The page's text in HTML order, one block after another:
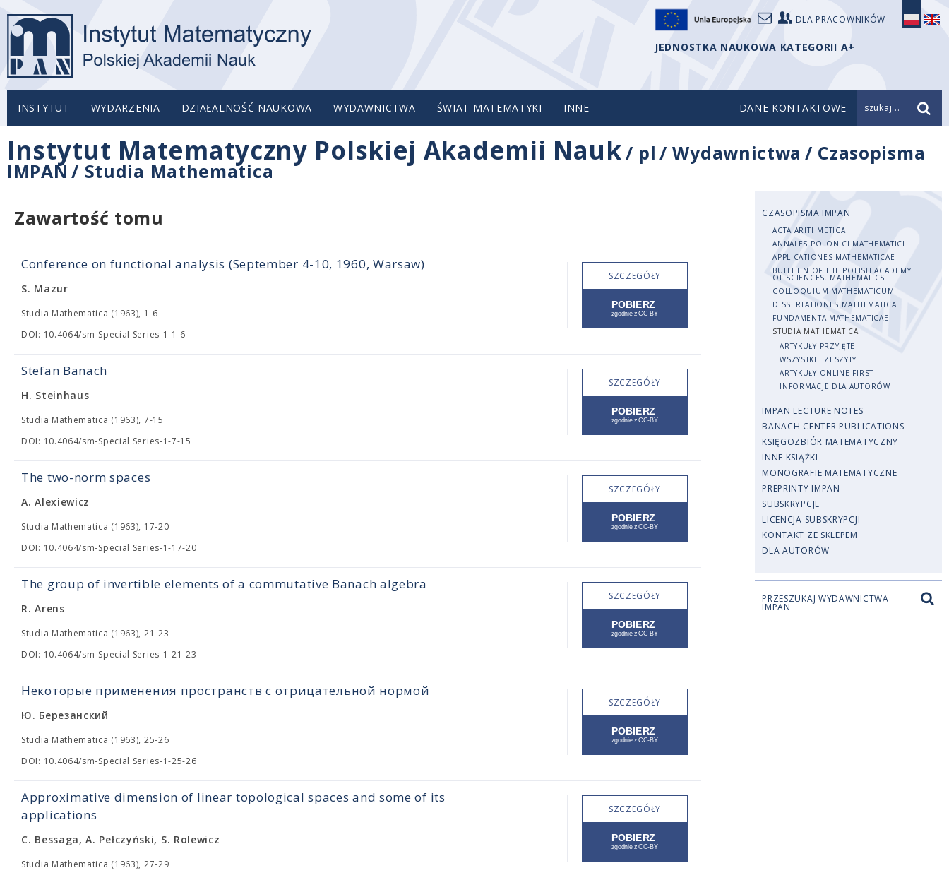
DLA PRACOWNIKÓW
JEDNOSTKA NAUKOWA KATEGORII A+
INSTYTUT WYDARZENIA DZIAŁALNOŚĆ NAUKOWA WYDAWNICTWA ŚWIAT MATEMATYKI INNE DANE KONTAKTOWE szukaj...
Instytut Matematyczny Polskiej Akademii Nauk/ pl /Wydawnictwa / Czasopisma
IMPAN / Studia Mathematica
Zawartość tomu
Conference on functional analysis (September 4-10, 1960, Warsaw)
S. Mazur
Studia Mathematica (1963), 1-6
DOI: 10.4064/sm-Special Series-1-1-6
SZCZEGÓŁY
Stefan Banach
H. Steinhaus
Studia Mathematica (1963), 7-15
DOI: 10.4064/sm-Special Series-1-7-15
SZCZEGÓŁY
The two-norm spaces
A. Alexiewicz
Studia Mathematica (1963), 17-20
DOI: 10.4064/sm-Special Series-1-17-20
SZCZEGÓŁY
The group of invertible elements of a commutative Banach algebra
R. Arens
Studia Mathematica (1963), 21-23
DOI: 10.4064/sm-Special Series-1-21-23
SZCZEGÓŁY
Некоторые применения пространств с отрицательной нормой
Ю. Березанский
Studia Mathematica (1963), 25-26
DOI: 10.4064/sm-Special Series-1-25-26
SZCZEGÓŁY
Approximative dimension of linear topological spaces and some of its
applications
C. Bessaga, A. Pełczyński, S. Rolewicz
Studia Mathematica (1963), 27-29
SZCZEGÓŁY
CZASOPISMA IMPAN
ACTA ARITHMETICA
ANNALES POLONICI MATHEMATICI
APPLICATIONES MATHEMATICAE
BULLETIN OF THE POLISH ACADEMY
OF SCIENCES. MATHEMATICS
COLLOQUIUM MATHEMATICUM
DISSERTATIONES MATHEMATICAE
FUNDAMENTA MATHEMATICAE
STUDIA MATHEMATICA
ARTYKUŁY PRZYJĘTE
WSZYSTKIE ZESZYTY
ARTYKUŁY ONLINE FIRST
INFORMACJE DLA AUTORÓW
IMPAN LECTURE NOTES
BANACH CENTER PUBLICATIONS
KSIĘGOZBIÓR MATEMATYCZNY
INNE KSIĄŻKI
MONOGRAFIE MATEMATYCZNE
PREPRINTY IMPAN
SUBSKRYPCJE
LICENCJA SUBSKRYPCJI
KONTAKT ZE SKLEPEM
DLA AUTORÓW
PRZESZUKAJ WYDAWNICTWA
IMPAN